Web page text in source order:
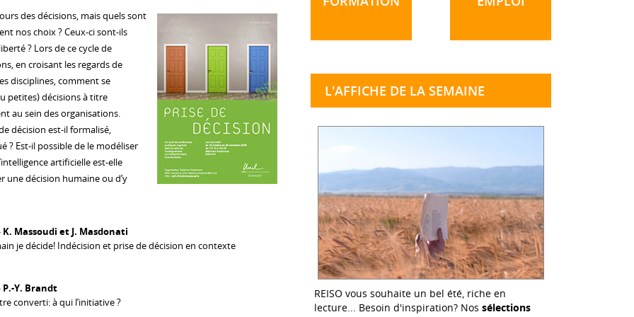
des décisions, mais quels sont
nos choix ? Ceux-ci sont-ils
? Lors de ce cycle de
en croisant les regards de
disciplines, comment se
petites) décisions à titre
au sein des organisations.
décision est-il formalisé,
? Est-il possible de le modéliser
artificielle est-elle
une décision humaine ou d’y
K. Massoudi et J. Masdonati
je décide! Indécision et prise de décision en contexte
P.-Y. Brandt
converti: à qui l’initiative ?
L'AFFICHE DE LA SEMAINE
REISO vous souhaite un bel été, riche en
lecture... Besoin d'inspiration? Nos sélections